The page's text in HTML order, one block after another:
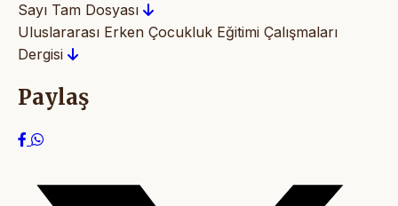
Sayı Tam Dosyası
Uluslararası Erken Çocukluk Eğitimi Çalışmaları
Dergisi
Paylaş